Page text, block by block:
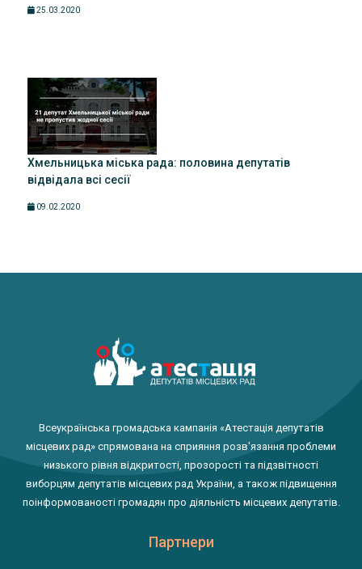
25.03.2020
Хмельницька міська рада: половина депутатів
відвідала всі сесії
09.02.2020
Всеукраїнська громадська кампанія «Атестація депутатів
місцевих рад» спрямована на сприяння розв'язання проблеми
низького рівня відкритості, прозорості та підзвітності
виборцям депутатів місцевих рад України, а також підвищення
поінформованості громадян про діяльність місцевих депутатів.
Партнери